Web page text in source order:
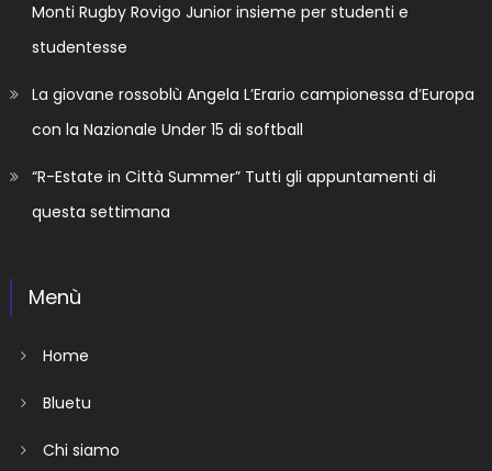
Monti Rugby Rovigo Junior insieme per studenti e
studentesse
La giovane rossoblù Angela L’Erario campionessa d’Europa
con la Nazionale Under 15 di softball
“R-Estate in Città Summer” Tutti gli appuntamenti di
questa settimana
Menù
Home
Bluetu
Chi siamo